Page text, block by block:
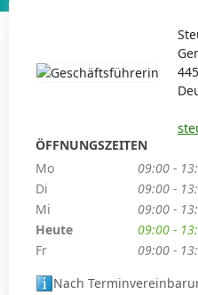
ÖFFNUNGSZEITEN
Mo
09:00 -
Di
09:00 -
Mi
09:00 -
Heute
09:00 -
Fr
09:00 -
Nach